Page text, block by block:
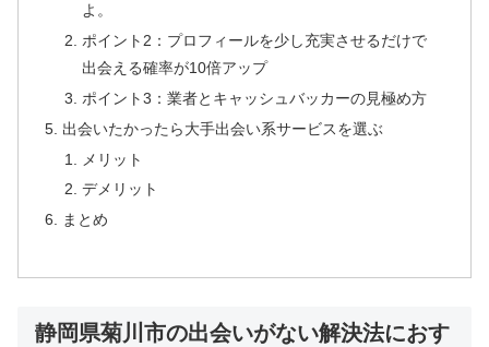
よ。
ポイント2：プロフィールを少し充実させるだけで
出会える確率が10倍アップ
ポイント3：業者とキャッシュバッカーの見極め方
出会いたかったら大手出会い系サービスを選ぶ
メリット
デメリット
まとめ
静岡県菊川市の出会いがない解決法におす